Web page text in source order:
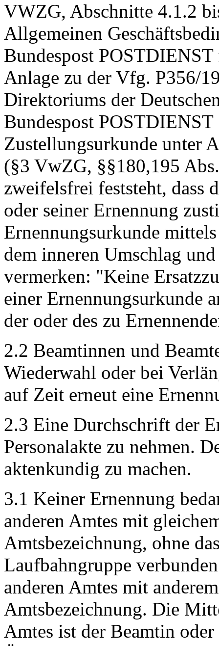
VWZG, Abschnitte 4.1.2
Allgemeinen
Bundespost
Anlage zu der Vfg. P356/
Direktoriums der
Bundespost
Zustellungsurkunde unter
(§3 VwZG, §§180,195
zweifelsfrei feststeht, dass
oder seiner Ernennung
Ernennungsurkunde
dem inneren Umschlag
vermerken: "Keine
einer Ernennungsurkunde
der oder des zu
2.2 Beamtinnen und
Wiederwahl oder bei
auf Zeit erneut eine
2.3 Eine Durchschrift der
Personalakte zu nehmen.
aktenkundig zu machen.
3.1 Keiner Ernennung
anderen Amtes mit
Amtsbezeichnung, ohne
Laufbahngruppe
anderen Amtes mit
Amtsbezeichnung. Die
Amtes ist der Beamtin